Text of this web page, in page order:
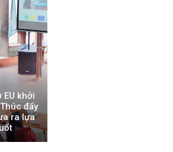
khởi
đẩy
ra lựa